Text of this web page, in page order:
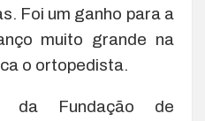
Foi um ganho para a
muito grande na
o ortopedista.
da Fundação de